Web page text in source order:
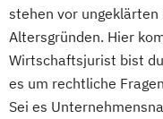
stehen vor ungeklärten
Altersgründen. Hier
Wirtschaftsjurist bist
es um rechtliche
Sei es